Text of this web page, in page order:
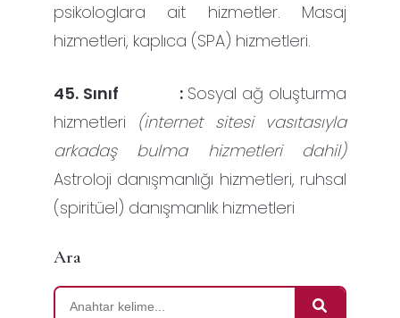
psikologlara ait hizmetler. Masaj
hizmetleri, kaplıca (SPA) hizmetleri.
45. Sınıf :Sosyal ağ oluşturma
hizmetleri (internet sitesi vasıtasıyla
arkadaş bulma hizmetleri dahil)
Astroloji danışmanlığı hizmetleri, ruhsal
(spiritüel) danışmanlık hizmetleri
Ara